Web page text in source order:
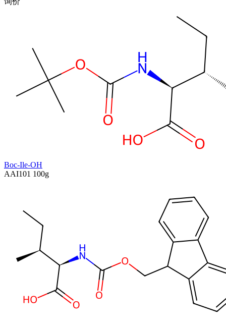
Boc-Ile-OH
AAI101 100g